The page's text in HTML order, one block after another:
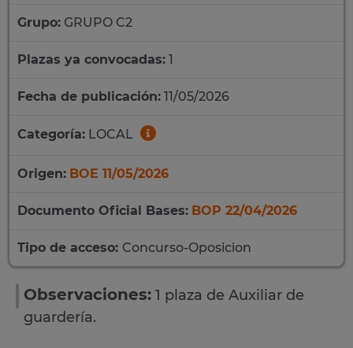
Grupo: GRUPO C2
Plazas ya convocadas: 1
Fecha de publicación: 11/05/2026
Categoría: LOCAL
Origen: BOE 11/05/2026
Documento Oficial Bases: BOP 22/04/2026
Tipo de acceso: Concurso-Oposicion
Observaciones: 1 plaza de Auxiliar de
guardería.